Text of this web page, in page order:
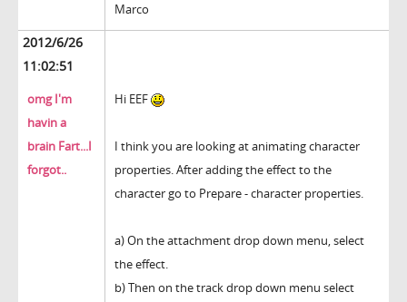
Marco
2012/6/26
11:02:51
omg I'm
havin a
brain Fart...I
forgot..
Hi EEF
I think you are looking at animating character
properties. After adding the effect to the
character go to Prepare - character properties.
a) On the attachment drop down menu, select
the effect.
b) Then on the track drop down menu select